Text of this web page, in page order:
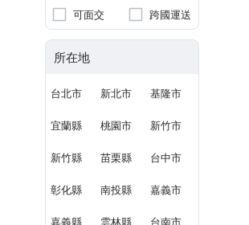
可面交 跨國運送
所在地
台北市 新北市 基隆市
宜蘭縣 桃園市 新竹市
新竹縣 苗栗縣 台中市
彰化縣 南投縣 嘉義市
嘉義縣 雲林縣 台南市